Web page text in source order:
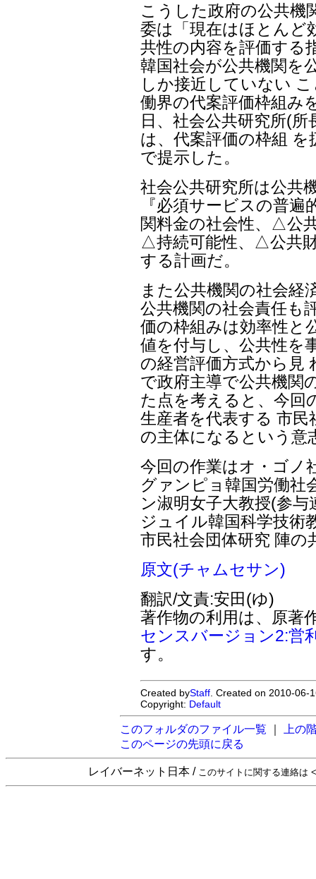
こうした政府の公共機
委は「現在はほとんど
共性の内容を評価する
韓国社会が公共機関を
しか接近していない
働界の代案評価枠組み
日、社会公共研究所(
は、代案評価の枠組
で提示した。
社会公共研究所は公共
『必須サービスの普
関料金の社会性、△公
△持続可能性、△公共
する計画だ。
また公共機関の社会経
公共機関の社会責任も
価の枠組みは効率性と
値を付与し、公共性を
の経営評価方式から見
で政府主導で公共機関
た点を考えると、今回
生産者を代表する 市民
の主体になるという意
今回の作業はオ・ゴノ
グァンピョ韓国労働社
ン淑明女子大教授(参
ジュイル韓国科学技術
市民社会団体研究 陣の
原文(チャムセサン)
翻訳/文責:安田(ゆ)
著作物の利用は、原著
センスバージョン2:営
す。
Created byStaff . Created on 2010-
Copyright: Default
このフォルダのファイル一覧
上の
このページの先頭に戻る
レイバーネット日本 / このサイトに関する連絡は